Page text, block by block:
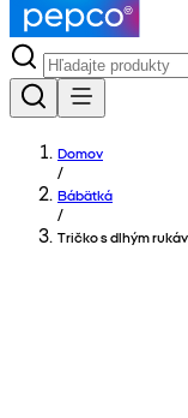
Domov
/
Bábätká
/
Tričko s dlhým